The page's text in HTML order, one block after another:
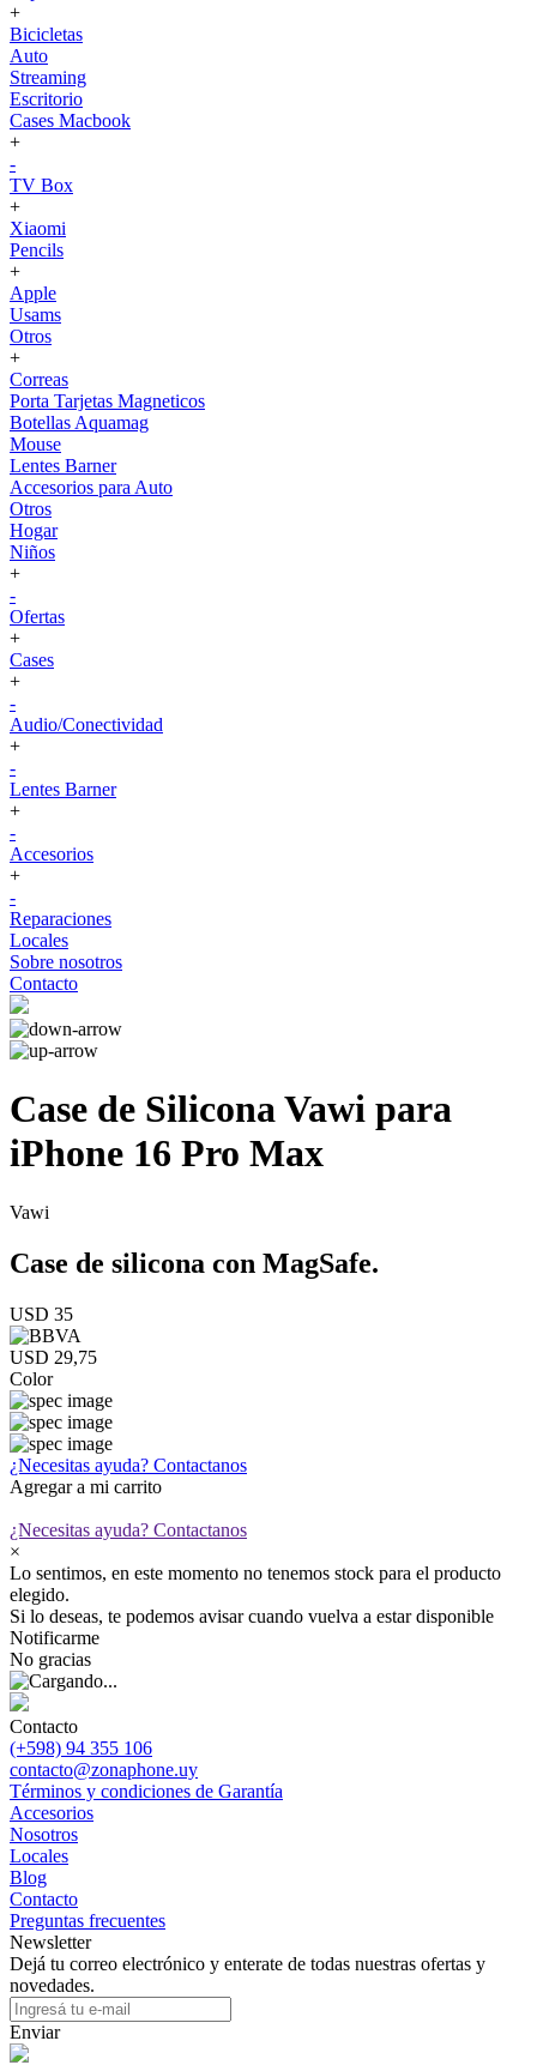
+
Bicicletas
Auto
Streaming
Escritorio
Cases Macbook
+
-
TV Box
+
Xiaomi
Pencils
+
Apple
Usams
Otros
+
Correas
Porta Tarjetas Magneticos
Botellas Aquamag
Mouse
Lentes Barner
Accesorios para Auto
Otros
Hogar
Niños
+
-
Ofertas
+
Cases
+
-
Audio/Conectividad
+
-
Lentes Barner
+
-
Accesorios
+
-
Reparaciones
Locales
Sobre nosotros
Contacto
Case de Silicona Vawi para
iPhone 16 Pro Max
Vawi
Case de silicona con MagSafe.
USD 35
USD 29,75
Color
¿Necesitas ayuda? Contactanos
Agregar a mi carrito
¿Necesitas ayuda? Contactanos
×
Lo sentimos, en este momento no tenemos stock para el producto
elegido.
Si lo deseas, te podemos avisar cuando vuelva a estar disponible
Notificarme
No gracias
Contacto
(+598) 94 355 106
contacto@zonaphone.uy
Términos y condiciones de Garantía
Accesorios
Nosotros
Locales
Blog
Contacto
Preguntas frecuentes
Newsletter
Dejá tu correo electrónico y enterate de todas nuestras ofertas y
novedades.
Enviar